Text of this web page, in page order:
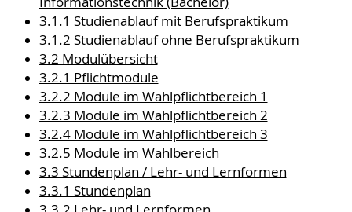
3.1.1 Studienablauf mit Berufspraktikum
3.1.2 Studienablauf ohne Berufspraktikum
3.2 Modulübersicht
3.2.1 Pflichtmodule
3.2.2 Module im Wahlpflichtbereich 1
3.2.3 Module im Wahlpflichtbereich 2
3.2.4 Module im Wahlpflichtbereich 3
3.2.5 Module im Wahlbereich
3.3 Stundenplan / Lehr- und Lernformen
3.3.1 Stundenplan